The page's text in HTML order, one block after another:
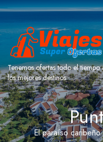
Tenemos ofertas todo el tiempo
los mejores destinos
El paraíso